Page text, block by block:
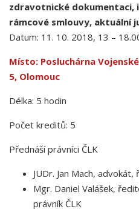
zdravotnické dokumentaci,
rámcové smlouvy, aktuální
Datum: 11. 10. 2018, 13 –
Místo: Posluchárna
5, Olomouc
Délka: 5 hodin
Počet kreditů: 5
Přednáší právníci ČLK
JUDr. Jan Mach,
Mgr. Daniel Valášek,
právník ČLK